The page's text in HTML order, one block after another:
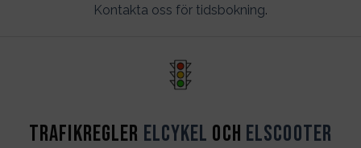
Kontakta oss för tidsbokning.
Trafikregler Elcykel och Elscooter